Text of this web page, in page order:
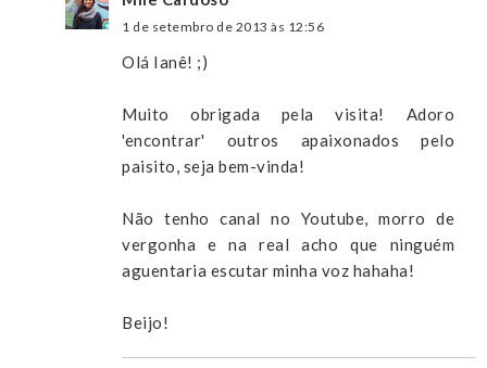
1 de setembro de 2013 às 12:56
Olá Ianê! ;)
Muito obrigada pela visita! Adoro
'encontrar' outros apaixonados pelo
paisito, seja bem-vinda!
Não tenho canal no Youtube, morro de
vergonha e na real acho que ninguém
aguentaria escutar minha voz hahaha!
Beijo!